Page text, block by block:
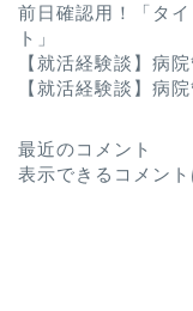
前日確認用！「タ
ト」
【就活経験談】病
【就活経験談】病
最近のコメント
表示できるコメント